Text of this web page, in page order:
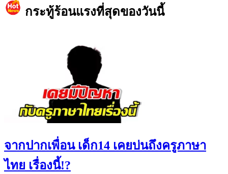
กระทู้ร้อนแรงที่สุดของวันนี้
จากปากเพื่อน เด็ก14 เคยบ่นถึงครูภาษา
ไทย เรื่องนี้!?